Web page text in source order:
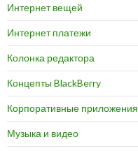
Интернет вещей
Интернет платежи
Колонка редактора
Концепты BlackBerry
Корпоративные приложения
Музыка и видео